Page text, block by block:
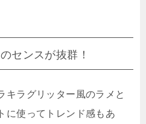
センスが抜群！
キラグリッター風のラメと
に使ってトレンド感もあ